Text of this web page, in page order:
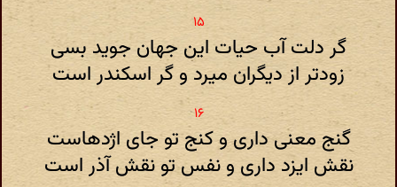
گر دلت آب حیات این جهان جوید بسی
زودتر از دیگران میرد و گر اسکندر است
گنج معنی داری و کنج تو جای اژدهاست
نقش ایزد داری و نفس تو نقش آذر است